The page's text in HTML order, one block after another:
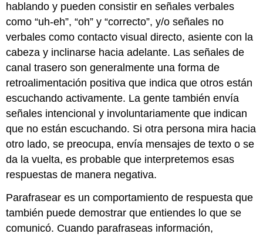
hablando y pueden consistir en señales verbales
como “uh-eh”, “oh” y “correcto”, y/o señales no
verbales como contacto visual directo, asiente con la
cabeza y inclinarse hacia adelante. Las señales de
canal trasero son generalmente una forma de
retroalimentación positiva que indica que otros están
escuchando activamente. La gente también envía
señales intencional y involuntariamente que indican
que no están escuchando. Si otra persona mira hacia
otro lado, se preocupa, envía mensajes de texto o se
da la vuelta, es probable que interpretemos esas
respuestas de manera negativa.
Parafrasear es un comportamiento de respuesta que
también puede demostrar que entiendes lo que se
comunicó. Cuando parafraseas información,